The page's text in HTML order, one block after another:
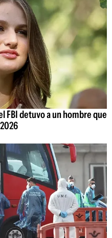
FBI detuvo a un hombre que